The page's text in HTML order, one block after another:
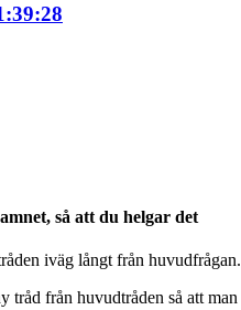
så att du helgar det
iväg långt från
tråd från huvudtråden så att